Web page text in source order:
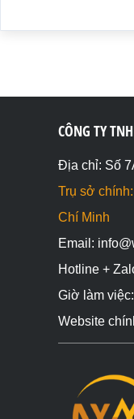
CÔNG TY
Địa chỉ: Số
Trụ sở
Chí Minh
Email:
Hotline +
Giờ làm
Website